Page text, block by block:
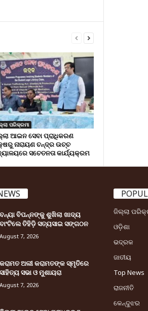
ପରିକ୍ରମା
ଆଇନ ସେବା ପ୍ରାଧିକରଣ
ନାରାୟଣ ଚନ୍ଦ୍ର ଉଚ୍ଚ
ସଚେତନତା କାର୍ଯ୍ୟକ୍ରମ
ବନ୍ୟା ବିପନ୍ନଙ୍କୁ ଶୁଖିଲା ଖାଦ୍ୟ
ବାଂଟିଲେ ତିହିଡି଼ ସତ୍ୟସାଇ ସଙ୍ଗଠନ
August 7, 2026
କରାମତ ଅଲୀ କରାମତଙ୍କ ସ୍ମୃତିରେ
ସାହିତ୍ୟ ସଭା ଓ ମୁଶାୟରା
August 7, 2026
ଜିଲ୍ଲା
ଓଡ଼ିଶା
ଭଦ୍ରକ
ଜାତୀୟ
Top News
ରାଜନୀତି
କେନ୍ଦୁଝର